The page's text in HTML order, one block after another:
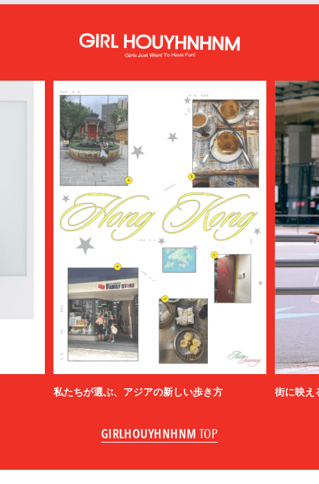
私たちが選ぶ、アジアの新しい歩き方 街に映え
GIRLHOUYHNHNM TOP